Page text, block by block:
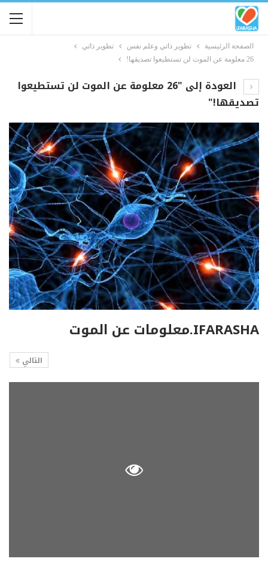
الصفحة الرئيسية تطوير ذاتي وعلم نفس
تطوير ذاتي
26 معلومة عن الموت لن تستطيعوا تصديقها!
العودة إلى "26 معلومة عن الموت لن تستطيعوا
تصديقها!"
IFARASHA.معلومات عن الموت
التالي